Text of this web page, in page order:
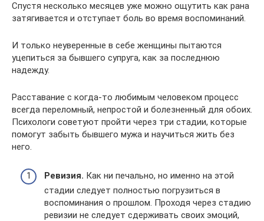
Спустя несколько месяцев уже можно ощутить как рана
затягивается и отступает боль во время воспоминаний.
И только неуверенные в себе женщины пытаются
уцепиться за бывшего супруга, как за последнюю
надежду.
Расставание с когда-то любимым человеком процесс
всегда переломный, непростой и болезненный для обоих.
Психологи советуют пройти через три стадии, которые
помогут забыть бывшего мужа и научиться жить без
него.
Ревизия. Как ни печально, но именно на этой
стадии следует полностью погрузиться в
воспоминания о прошлом. Проходя через стадию
ревизии не следует сдерживать своих эмоций,